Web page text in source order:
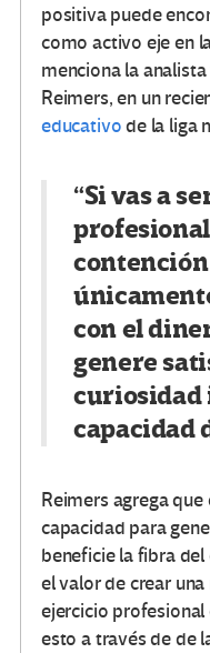
positiva puede
como activo eje en
menciona la
Reimers, en un
educativode la liga
“Si vas a
con el
genere
curiosidad
capacidad
Reimers agrega
capacidad para
beneficie la fibra
el valor de crear
ejercicio profesional
esto a través de de